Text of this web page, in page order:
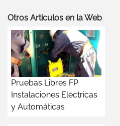
Otros Artículos en la Web
Pruebas Libres FP
Instalaciones Eléctricas
y Automáticas